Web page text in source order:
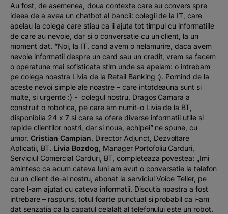
Au fost, de asemenea, doua contexte care au convers spre
ideea de a avea un chatbot al bancii: colegii de la IT, care
apelau la colega care stiau ca ii ajuta tot timpul cu informatiile
de care au nevoie, dar si o conversatie cu un client, la un
moment dat. “Noi, la IT, cand avem o nelamurire, daca avem
nevoie informatii despre un card sau un credit, vrem sa facem
o operatune mai sofisticata stim unde sa apelam: o intrebam
pe colega noastra Livia de la Retail Banking :). Pornind de la
aceste nevoi simple ale noastre – care intotdeauna sunt si
multe, si urgente :) - colegul nostru, Dragos Camara a
construit o robotica, pe care am numit-o Livia de la BT,
disponibila 24 x 7 si care sa ofere diverse informatii utile si
rapide clientilor nostri, dar si noua, echipei” ne spune, cu
umor, Cristian Campian , Director Adjunct, Dezvoltare
Aplicatii, BT. Livia Bozdog , Manager Portofoliu Carduri,
Serviciul Comercial Carduri, BT, completeaza povestea: „Imi
amintesc ca acum cateva luni am avut o conversatie la telefon
cu un client de-al nostru, abonat la serviciul Voice Teller, pe
care l-am ajutat cu cateva informatii. Discutia noastra a fost
intrebare – raspuns, totul foarte punctual si probabil ca i-am
dat senzatia ca la capatul celalalt al telefonului este un robot.